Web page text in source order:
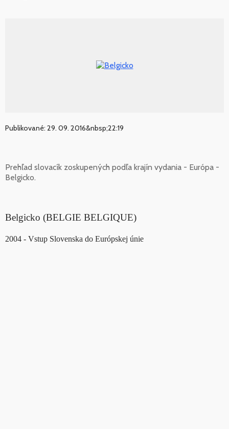
Publikované: 29. 09. 2016&nbsp;22:19
Prehľad slovacík zoskupených podľa krajín vydania - Európa -
Belgicko.
Belgicko (BELGIE BELGIQUE)
2004 - Vstup Slovenska do Európskej únie